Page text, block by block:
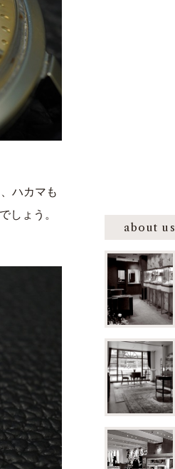
ハカマも
しょう。
about us